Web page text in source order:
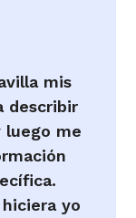
mis
describir
luego me
yo